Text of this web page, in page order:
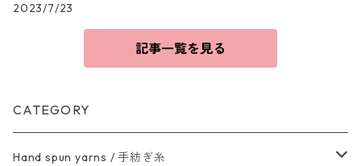
2023/7/23
記事一覧を見る
CATEGORY
Hand spun yarns / 手紡ぎ糸